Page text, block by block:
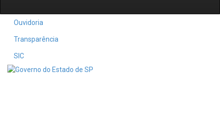
Ouvidoria
Transparência
SIC